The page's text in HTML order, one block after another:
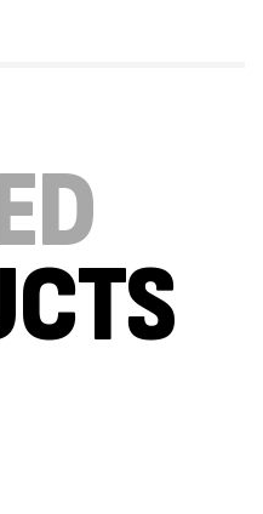
– Scitec Nutrition
– 500g –